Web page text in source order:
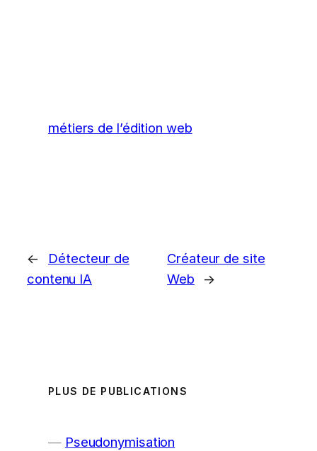
métiers de l’édition web
←
Détecteur de
contenu IA
Créateur de site
Web
→
PLUS DE PUBLICATIONS
Pseudonymisation